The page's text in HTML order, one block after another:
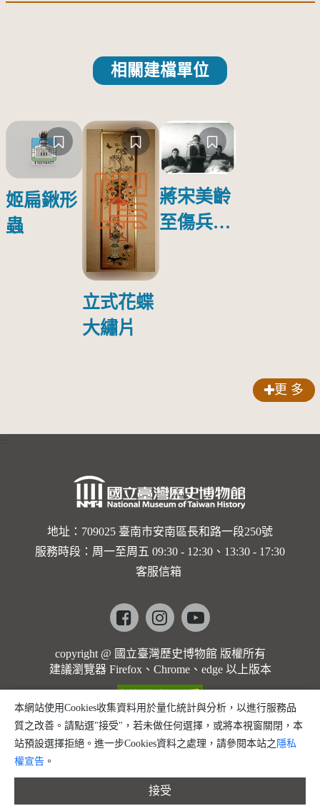
相關建檔單位
姬扁鍬形
蟲
立式花蝶
大繡片
蔣宋美齡
至傷兵醫
傷日本戰
更 多
地址：709025 臺南市安南區長和路一段250號
服務時段：周一至周五 09:30 - 12:30、13:30 - 17:30
客服信箱
Facebookinstagramyoutube
copyright @ 國立臺灣歷史博物館 版權所有
建議瀏覽器 Firefox、Chrome、edge 以上版本
本網站使用Cookies收集資料用於量化統計與分析，以進行服務品
質之改善。請點選"接受"，若未做任何選擇，或將本視窗關閉，本
站預設選擇拒絕。進一步Cookies資料之處理，請參閱本站之 隱私
權宣告 。
接受